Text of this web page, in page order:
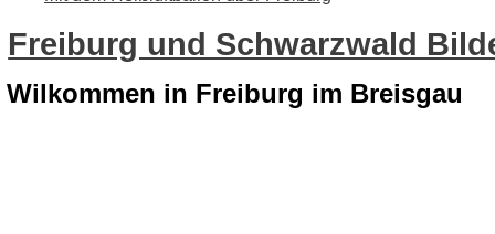
Freiburg und Schwarzwald
Wilkommen in Freiburg im Breisgau